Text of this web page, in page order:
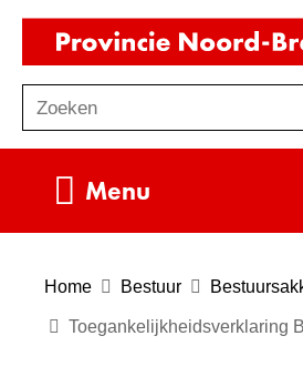
Ga
de
o
e
Zoeken
Menu
Home Bestuur
Toegankelijkheidsverklaring